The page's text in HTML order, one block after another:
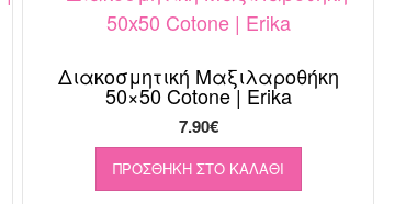
Διακοσμητική Μαξιλαροθήκη
50×50 Cotone | Erika
7.90€
ΠΡΟΣΘΉΚΗ ΣΤΟ ΚΑΛΆΘΙ